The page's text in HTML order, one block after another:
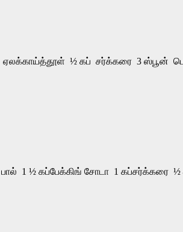
½ கப் சர்க்கரை 3 ஸ்பூன்
1 ½ கப்பேக்கிங் சோடா 1